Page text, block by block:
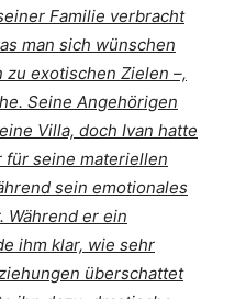
Familie verbracht
man sich wünschen
zu exotischen Zielen –,
Seine Angehörigen
Villa, doch Ivan hatte
für seine materiellen
sein emotionales
Während er ein
ihm klar, wie sehr
überschattet